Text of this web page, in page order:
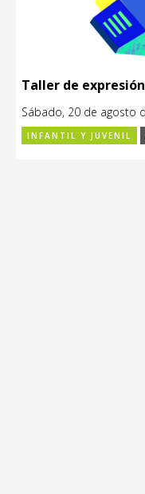
Taller de
Sábado, 20 de agosto
INFANTIL Y JUVENIL